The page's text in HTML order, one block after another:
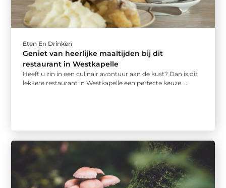
Eten En Drinken
Geniet van heerlijke maaltijden bij dit
restaurant in Westkapelle
Heeft u zin in een culinair avontuur aan de kust? Dan is dit
lekkere restaurant in Westkapelle een perfecte keuze. ...